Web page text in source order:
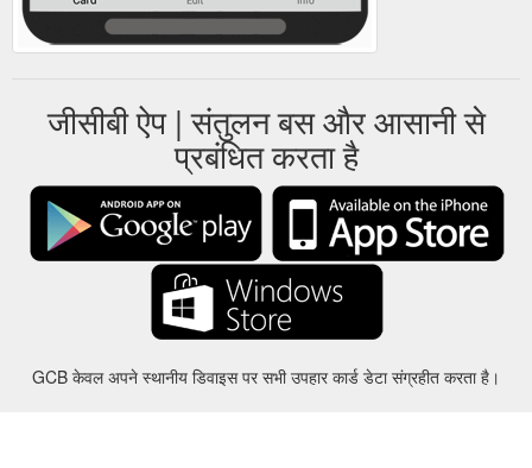
जीसीबी ऐप | संतुलन बस और आसानी से
प्रबंधित करता है
GCB केवल अपने स्थानीय डिवाइस पर सभी उपहार कार्ड डेटा संग्रहीत करता है।